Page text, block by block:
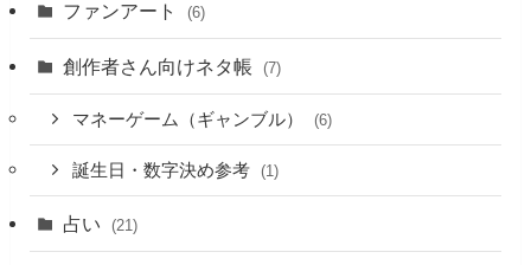
ファンアート (6)
創作者さん向けネタ帳 (7)
マネーゲーム（ギャンブル） (6)
誕生日・数字決め参考 (1)
占い (21)